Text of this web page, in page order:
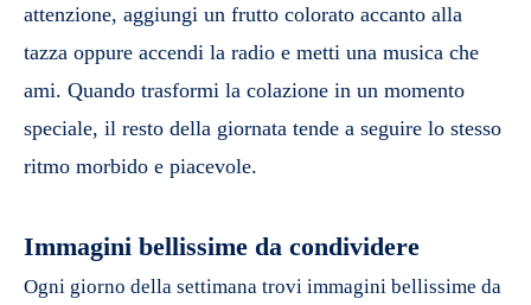
attenzione, aggiungi un frutto colorato accanto alla
tazza oppure accendi la radio e metti una musica che
ami. Quando trasformi la colazione in un momento
speciale, il resto della giornata tende a seguire lo stesso
ritmo morbido e piacevole.
Immagini bellissime da condividere
Ogni giorno della settimana trovi immagini bellissime da